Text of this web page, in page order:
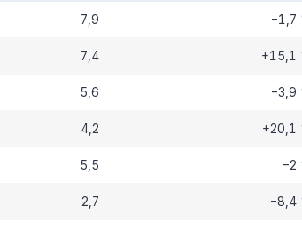
7,9 −1,7
7,4 +15,1
5,6 −3,9
4,2 +20,1
5,5 −2
2,7 −8,4